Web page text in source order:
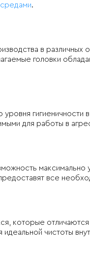
.
в различных
головки
гигиеничности
для работы в
максимально
все
которые
чистоты